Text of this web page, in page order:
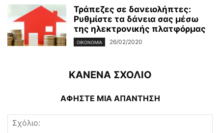
Τράπεζες σε δανειολήπτες:
Ρυθμίστε τα δάνεια σας μέσω
της ηλεκτρονικής πλατφόρμας
ΟΙΚΟΝΟΜΊΑ 26/02/2020
ΚΑΝΕΝΑ ΣΧΟΛΙΟ
ΑΦΗΣΤΕ ΜΙΑ ΑΠΑΝΤΗΣΗ